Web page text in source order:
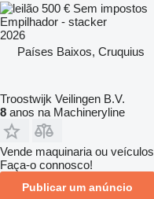
500 € Sem impostos
Empilhador - stacker
2026
Países Baixos, Cruquius
Troostwijk Veilingen B.V.
8 anos na Machineryline
Vende maquinaria ou
Faça-o connosco!
Publicar um anúncio